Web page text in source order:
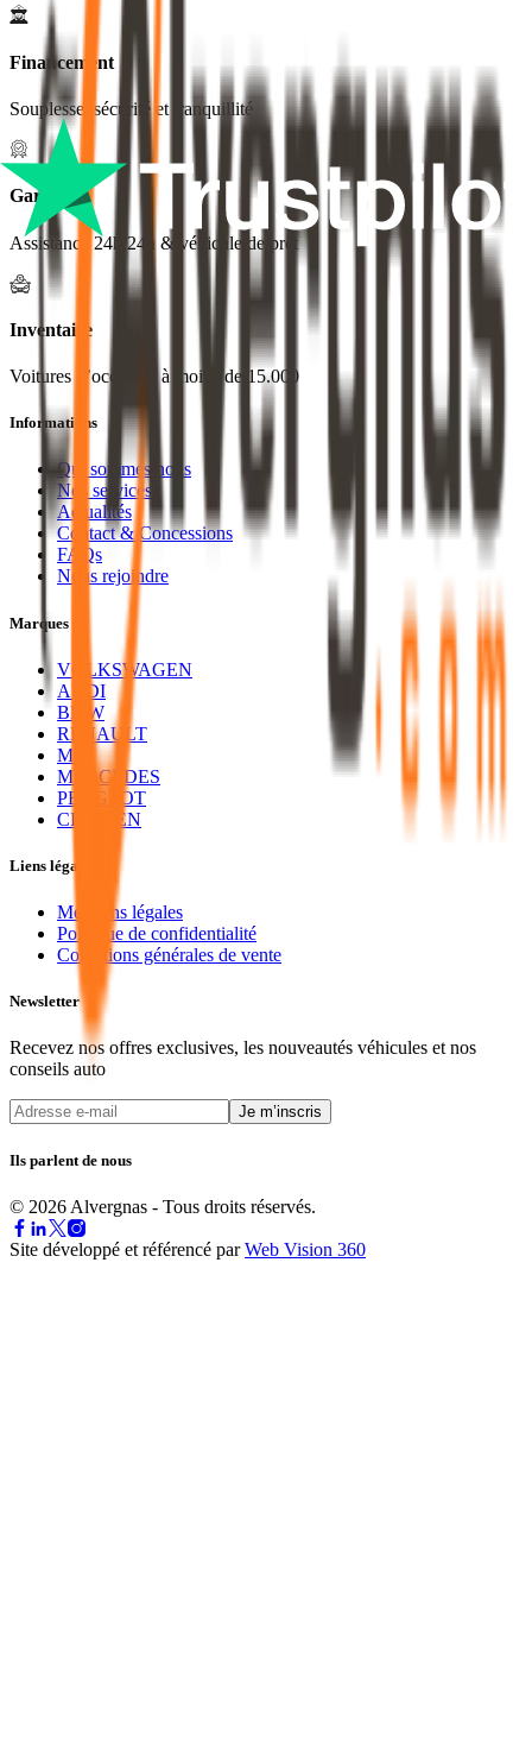
Financement
Souplesse, sécurité et tranquillité
Garantie
Assistance 24h/24h & véhicule de prêt
Inventaire
Voitures d’occasion à moins de 15.000
Informations
Qui sommes nous
Nos services
Actualités
Contact & Concessions
FAQs
Nous rejoindre
Marques
VOLKSWAGEN
AUDI
BMW
RENAULT
MG
MERCEDES
PEUGEOT
CITROEN
Liens légaux
Mentions légales
Politique de confidentialité
Conditions générales de vente
Newsletter
Recevez nos offres exclusives, les nouveautés véhicules et nos
conseils auto
Je m’inscris
Ils parlent de nous
© 2026 Alvergnas - Tous droits réservés.
Site développé et référencé parWeb Vision 360